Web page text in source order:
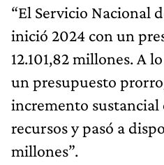
“El Servicio Nacional
inició 2024 con un
12.101,82 millones. A
un presupuesto
incremento sustancial
recursos y pasó a
millones”.